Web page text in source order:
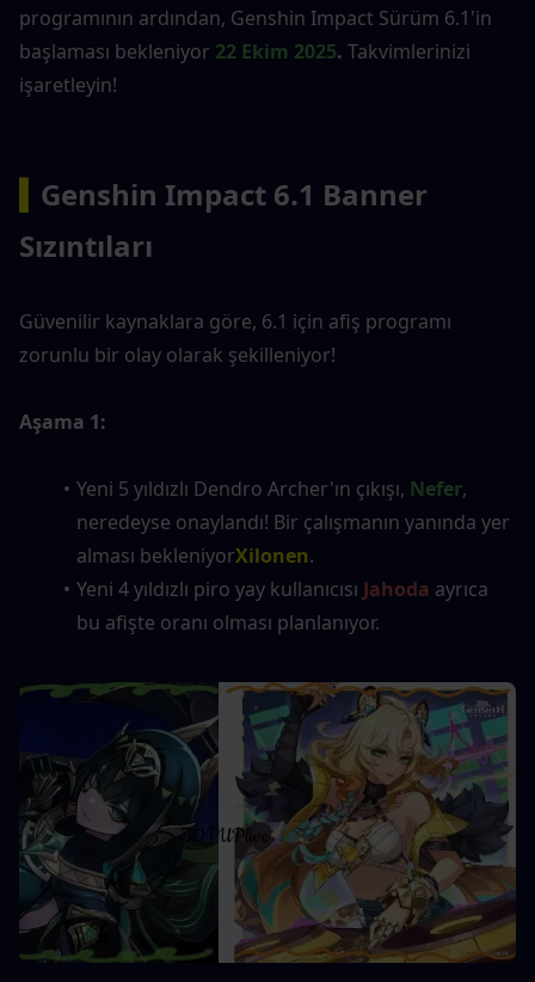
programının ardından, Genshin Impact Sürüm 6.1'in
başlaması bekleniyor 22 Ekim 2025. Takvimlerinizi
işaretleyin!
Genshin Impact 6.1 Banner
Sızıntıları
Güvenilir kaynaklara göre, 6.1 için afiş programı
zorunlu bir olay olarak şekilleniyor!
Aşama 1:
Yeni 5 yıldızlı Dendro Archer'ın çıkışı, Nefer,
neredeyse onaylandı! Bir çalışmanın yanında yer
alması bekleniyorXilonen.
Yeni 4 yıldızlı piro yay kullanıcısı Jahoda ayrıca
bu afişte oranı olması planlanıyor.